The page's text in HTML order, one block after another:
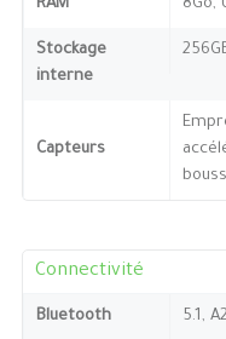
RAM 8Go,
Stockage
interne
Capteurs
Connectivité
Bluetooth 5.1,